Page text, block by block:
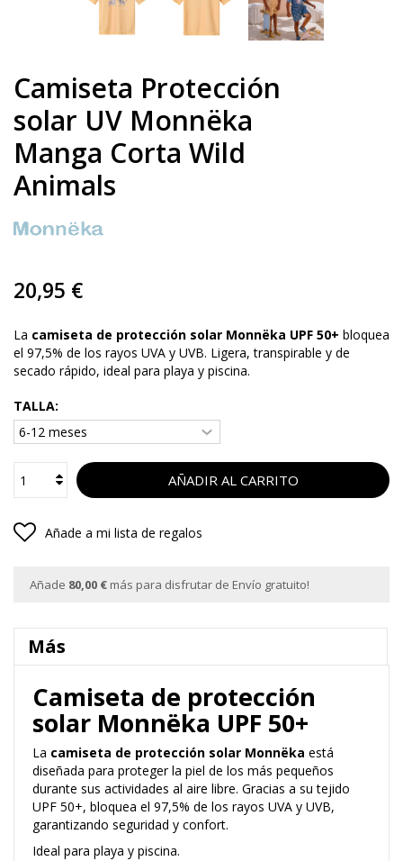
Camiseta Protección
solar UV Monnëka
Manga Corta Wild
Animals
20,95 €
La camiseta de protección solar Monnëka UPF 50+ bloquea
el 97,5% de los rayos UVA y UVB. Ligera, transpirable y de
secado rápido, ideal para playa y piscina.
TALLA:
AÑADIR AL CARRITO
Añade a mi lista de regalos
Añade 80,00 € más para disfrutar de Envío gratuito!
Más
Camiseta de protección
solar Monnëka UPF 50+
La camiseta de protección solar Monnëka está
diseñada para proteger la piel de los más pequeños
durante sus actividades al aire libre. Gracias a su tejido
UPF 50+, bloquea el 97,5% de los rayos UVA y UVB,
garantizando seguridad y confort.
Ideal para playa y piscina.